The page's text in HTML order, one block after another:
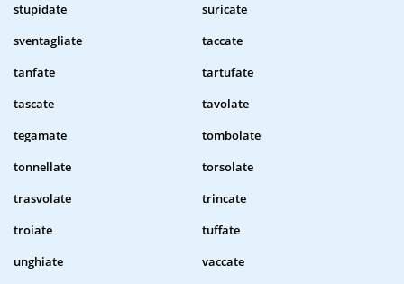
stupidate
suricate
sventagliate
taccate
tanfate
tartufate
tascate
tavolate
tegamate
tombolate
tonnellate
torsolate
trasvolate
trincate
troiate
tuffate
unghiate
vaccate